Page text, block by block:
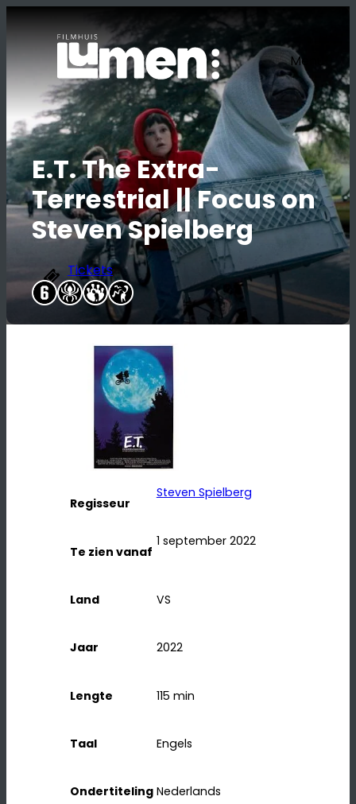
Ga
naar
de
inhoud
Menu
E.T. The Extra-
Terrestrial || Focus on
Steven Spielberg
Tickets
Regisseur
Steven Spielberg
Te zien vanaf
1 september 2022
Land VS
Jaar 2022
Lengte 115 min
Taal Engels
Ondertiteling Nederlands